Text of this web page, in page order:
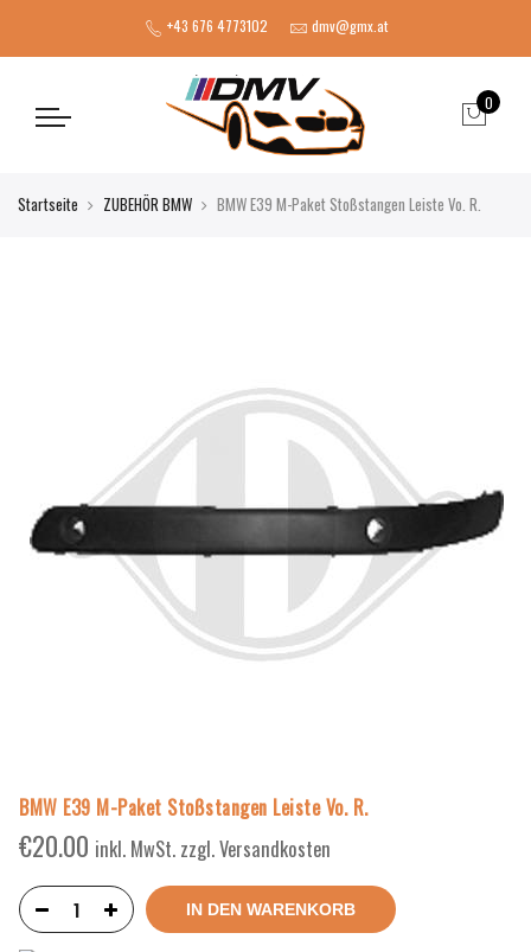
+43 676 4773102 dmv@gmx.at
0
Startseite ZUBEHÖR BMW BMW E39 M-Paket Stoßstangen Leiste Vo. R.
BMW E39 M-Paket Stoßstangen Leiste Vo. R.
€20.00 inkl. MwSt. zzgl. Versandkosten
IN DEN WARENKORB